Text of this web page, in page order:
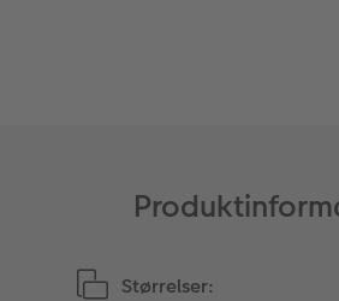
Størrelser: